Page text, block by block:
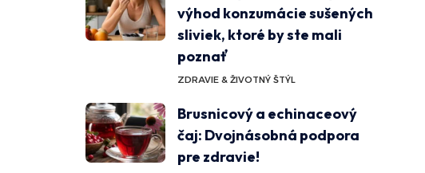
výhod konzumácie sušených
sliviek, ktoré by ste mali
poznať
ZDRAVIE & ŽIVOTNÝ ŠTÝL
Brusnicový a echinaceový
čaj: Dvojnásobná podpora
pre zdravie!